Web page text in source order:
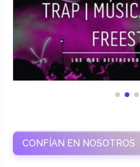
CONFÍAN EN NOSOTROS